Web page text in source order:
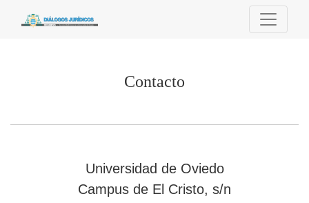
Contacto
Universidad de Oviedo
Campus de El Cristo, s/n